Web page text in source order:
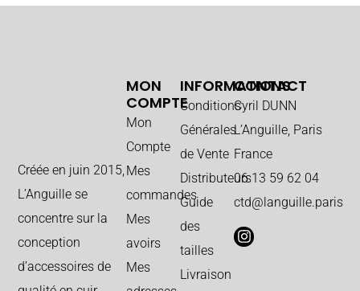
Créée en juin 2015,
L’Anguille se
concentre sur la
conception
d’accessoires de
INFORMATIONS
Conditions
Générales
de Vente
Distributeurs
Guide
des
tailles
Livraison
MON
COMPTE
Mon
Compte
Mes
commandes
Mes
avoirs
Mes
CONTACT
Cyril DUNN
L’Anguille, Paris
France
06 13 59 62 04
ctd@languille.paris